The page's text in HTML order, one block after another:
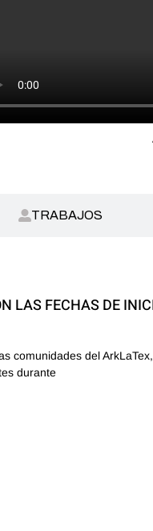
TRABAJOS
LAS FECHAS DE
comunidades del
durante